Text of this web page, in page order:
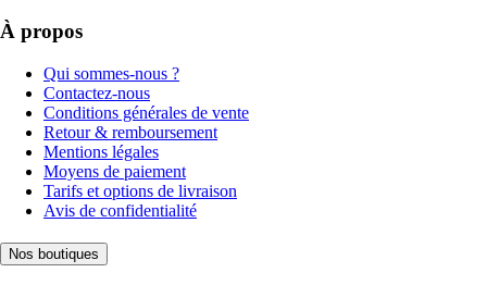
À propos
Qui sommes-nous ?
Contactez-nous
Conditions générales de vente
Retour & remboursement
Mentions légales
Moyens de paiement
Tarifs et options de livraison
Avis de confidentialité
Nos boutiques